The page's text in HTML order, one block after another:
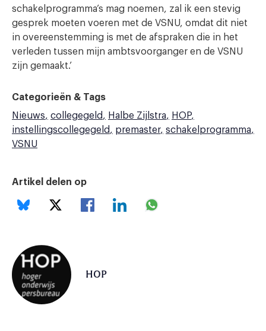
schakelprogramma’s mag noemen, zal ik een stevig
gesprek moeten voeren met de VSNU, omdat dit niet
in overeenstemming is met de afspraken die in het
verleden tussen mijn ambtsvoorganger en de VSNU
zijn gemaakt.’
Categorieën & Tags
Nieuws
collegegeld Halbe Zijlstra
HOP
instellingscollegegeld
premaster schakelprogramma
VSNU
Artikel delen op
HOP